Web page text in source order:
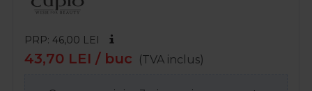
PRP: 46,00 LEI
43,70 LEI / buc (TVA inclus)